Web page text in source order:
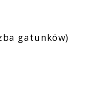
gatunków)